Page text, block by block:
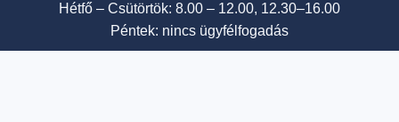
Hétfő – Csütörtök: 8.00 – 12.00, 12.30–16.00
Péntek: nincs ügyfélfogadás